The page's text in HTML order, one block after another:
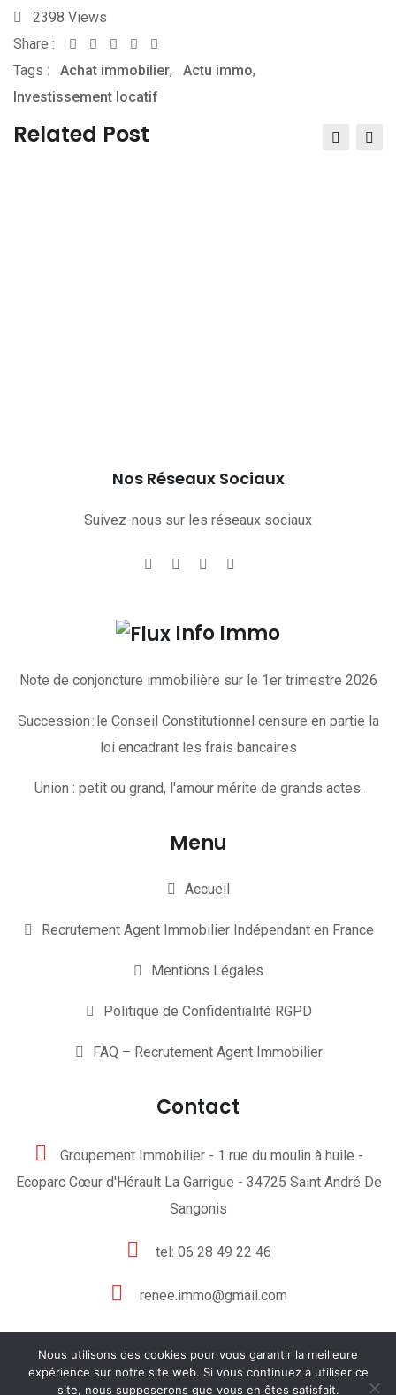
2398 Views
Share :
Whatsapp
Share
via
Email
Tags : Achat immobilier, Actu immo,
Investissement locatif
Related Post
Nos Réseaux Sociaux
Suivez-nous sur les réseaux sociaux
Info Immo
Note de conjoncture immobilière sur le 1er trimestre 2026
Succession : le Conseil Constitutionnel censure en partie la
loi encadrant les frais bancaires
Union : petit ou grand, l'amour mérite de grands actes.
Menu
Accueil
Recrutement Agent Immobilier Indépendant en France
Mentions Légales
Politique de Confidentialité RGPD
FAQ – Recrutement Agent Immobilier
Contact
Groupement Immobilier - 1 rue du moulin à huile -
Ecoparc Cœur d'Hérault La Garrigue - 34725 Saint André De
Sangonis
tel: 06 28 49 22 46
renee.immo@gmail.com
Nous utilisons des cookies pour vous garantir la meilleure
expérience sur notre site web. Si vous continuez à utiliser ce
site, nous supposerons que vous en êtes satisfait.